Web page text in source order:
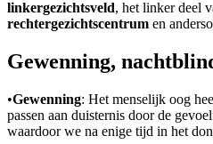
linkergezichtsveld, het linker deel
rechtergezichtscentrum en
Gewenning,
•Gewenning: Het menselijk oog
passen aan duisternis door de
waardoor we na enige tijd in het